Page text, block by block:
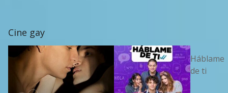
Cine gay
Háblame
de ti